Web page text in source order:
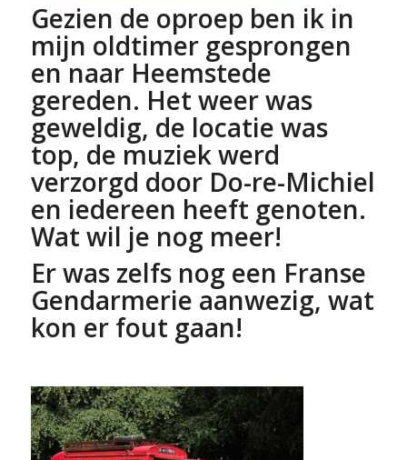
Gezien de oproep ben ik in
mijn oldtimer gesprongen
en naar Heemstede
gereden. Het weer was
geweldig, de locatie was
top, de muziek werd
verzorgd door Do-re-Michiel
en iedereen heeft genoten.
Wat wil je nog meer!
Er was zelfs nog een Franse
Gendarmerie aanwezig, wat
kon er fout gaan!